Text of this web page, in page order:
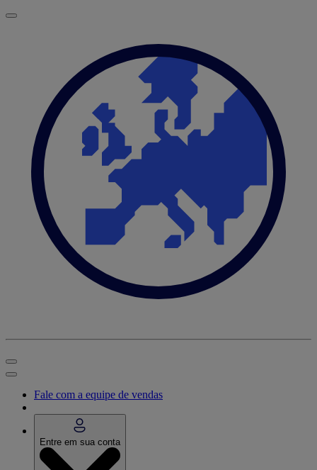
Fale com a equipe de vendas
Entre em sua conta